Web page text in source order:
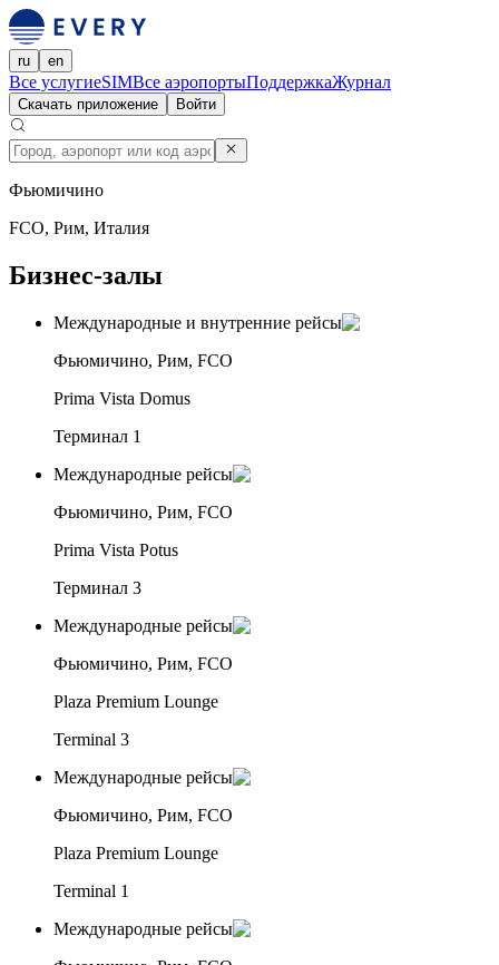
ru en
Все услугиeSIMВсе аэропортыПоддержкаЖурнал
Скачать приложение Войти
Фьюмичино
FCO, Рим, Италия
Бизнес-залы
Международные и внутренние рейсы
Фьюмичино, Рим, FCO
Prima Vista Domus
Терминал 1
Международные рейсы
Фьюмичино, Рим, FCO
Prima Vista Potus
Терминал 3
Международные рейсы
Фьюмичино, Рим, FCO
Plaza Premium Lounge
Terminal 3
Международные рейсы
Фьюмичино, Рим, FCO
Plaza Premium Lounge
Terminal 1
Международные рейсы